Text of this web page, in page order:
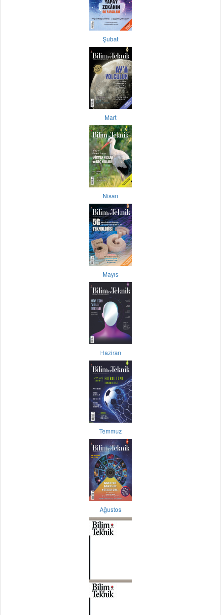
Şubat
Mart
Nisan
Mayıs
Haziran
Temmuz
Ağustos